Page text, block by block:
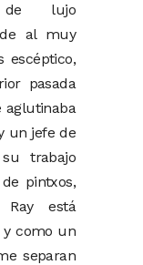
de lujo
al muy
escéptico,
pasada
un jefe de
trabajo
pintxos,
está
y como un
separan